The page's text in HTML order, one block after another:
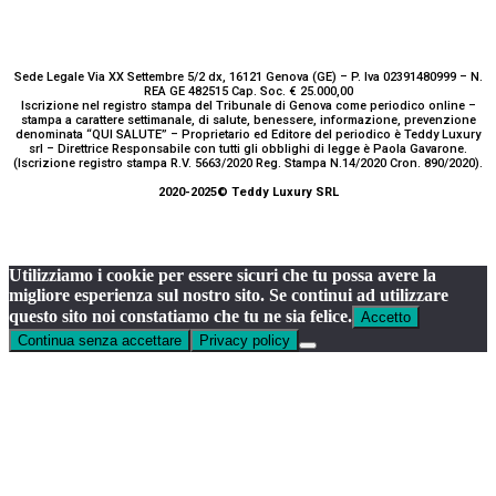
Sede Legale Via XX Settembre 5/2 dx, 16121 Genova (GE) – P. Iva 02391480999 – N.
REA GE 482515 Cap. Soc. € 25.000,00
Iscrizione nel registro stampa del Tribunale di Genova come periodico online –
stampa a carattere settimanale, di salute, benessere, informazione, prevenzione
denominata “QUI SALUTE” – Proprietario ed Editore del periodico è Teddy Luxury
srl – Direttrice Responsabile con tutti gli obblighi di legge è Paola Gavarone.
(Iscrizione registro stampa R.V. 5663/2020 Reg. Stampa N.14/2020 Cron. 890/2020).
2020-2025© Teddy Luxury SRL
Utilizziamo i cookie per essere sicuri che tu possa avere la
migliore esperienza sul nostro sito. Se continui ad utilizzare
questo sito noi constatiamo che tu ne sia felice. Accetto
Continua senza accettare
Privacy policy